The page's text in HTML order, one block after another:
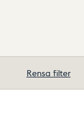
Rensa filter